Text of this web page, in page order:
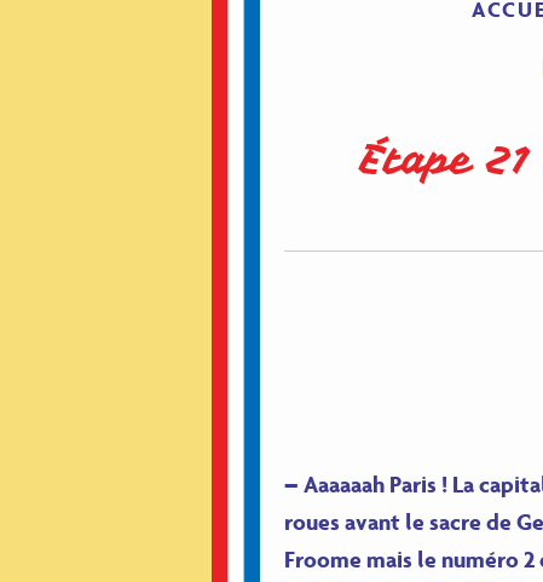
Étape
– Aaaaaah Paris ! La
roues avant le sacre de
Froome mais le numéro